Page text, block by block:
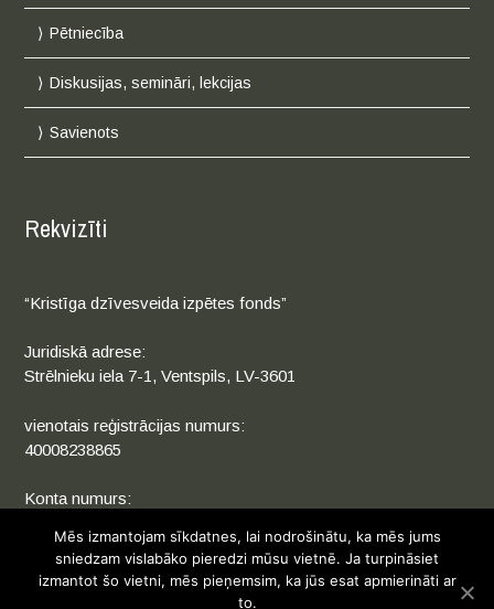
Pētniecība
Diskusijas, semināri, lekcijas
Savienots
Rekvizīti
“Kristīga dzīvesveida izpētes fonds”
Juridiskā adrese:
Strēlnieku iela 7-1, Ventspils, LV-3601
vienotais reģistrācijas numurs:
40008238865
Konta numurs:
Mēs izmantojam sīkdatnes, lai nodrošinātu, ka mēs jums
sniedzam vislabāko pieredzi mūsu vietnē. Ja turpināsiet
izmantot šo vietni, mēs pieņemsim, ka jūs esat apmierināti ar
to.